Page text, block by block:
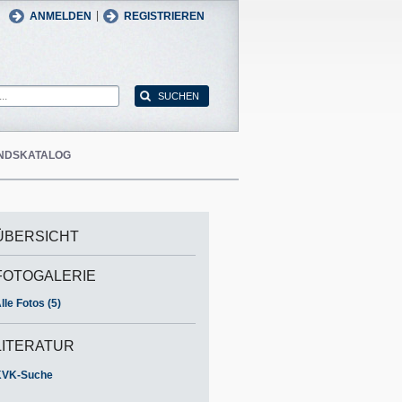
ANMELDEN REGISTRIEREN
English
Fotos (5)
Suche